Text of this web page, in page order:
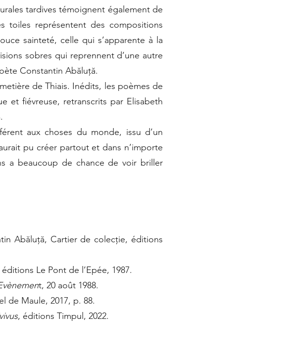
tardives témoignent également de
toiles représentent des compositions
sainteté, celle qui s’apparente à la
sobres qui reprennent d’une autre
Constantin Abăluță.
de Thiais. Inédits, les poèmes de
et fiévreuse, retranscrits par Elisabeth
aux choses du monde, issu d’un
pu créer partout et dans n’importe
a beaucoup de chance de voir briller
Abăluță, Cartier de colecție, éditions
éditions Le Pont de l’Epée, 1987.
t, 20 août 1988.
de Maule, 2017, p. 88.
, éditions Timpul, 2022.